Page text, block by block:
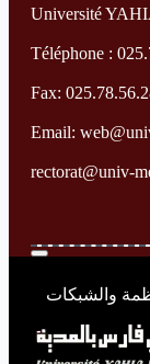
Université
Téléphone :
Fax:
Email:
rectorat@univ-
والشبكات